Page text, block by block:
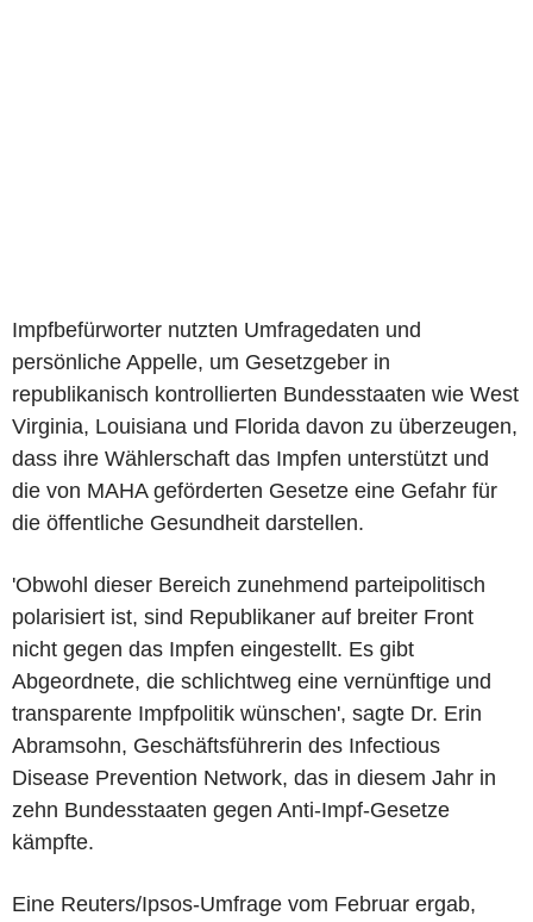
Impfbefürworter nutzten Umfragedaten und
persönliche Appelle, um Gesetzgeber in
republikanisch kontrollierten Bundesstaaten wie West
Virginia, Louisiana und Florida davon zu überzeugen,
dass ihre Wählerschaft das Impfen unterstützt und
die von MAHA geförderten Gesetze eine Gefahr für
die öffentliche Gesundheit darstellen.
'Obwohl dieser Bereich zunehmend parteipolitisch
polarisiert ist, sind Republikaner auf breiter Front
nicht gegen das Impfen eingestellt. Es gibt
Abgeordnete, die schlichtweg eine vernünftige und
transparente Impfpolitik wünschen', sagte Dr. Erin
Abramsohn, Geschäftsführerin des Infectious
Disease Prevention Network, das in diesem Jahr in
zehn Bundesstaaten gegen Anti-Impf-Gesetze
kämpfte.
Eine Reuters/Ipsos-Umfrage vom Februar ergab,